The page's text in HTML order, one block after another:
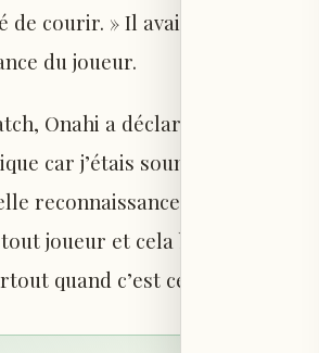
de courir. » Il avait précisé
du joueur.
Onahi a déclaré à l’Agence
car j’étais soumis à un
reconnaissance de la part
joueur et cela booste le
quand c’est celui que tu as